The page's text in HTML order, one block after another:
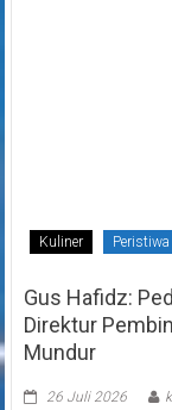
Kuliner Peristiwa
Gus Hafidz:
Direktur
Mundur
26 Juli 2026